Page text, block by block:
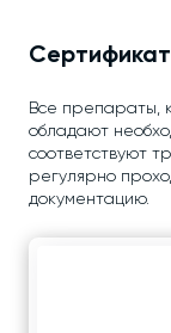
Все препараты,
обладают
соответствуют
регулярно
документацию.